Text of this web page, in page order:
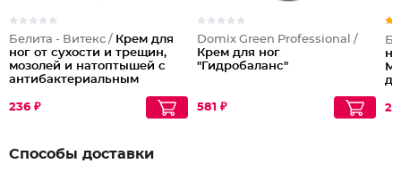
Белита - Витекс / Крем для
ног от сухости и трещин,
мозолей и натоптышей с
антибактериальным
UREA
236 ₽
Domix Green Professional /
Крем для ног
"Гидробаланс"
581 ₽
Способы доставки